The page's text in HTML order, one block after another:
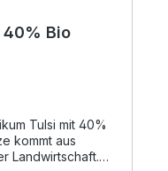
40% Bio
Tulsi mit 40%
kommt aus
Landwirtschaft.